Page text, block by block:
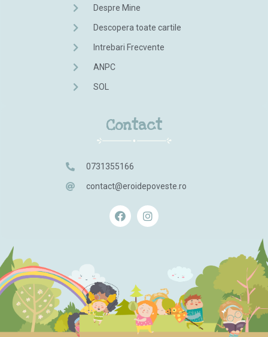
Despre Mine
Descopera toate cartile
Intrebari Frecvente
ANPC
SOL
Contact
0731355166
contact@eroidepoveste.ro